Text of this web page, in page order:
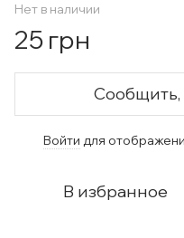
Нет в наличии
25 грн
Сообщить,
Войти для
В избранное